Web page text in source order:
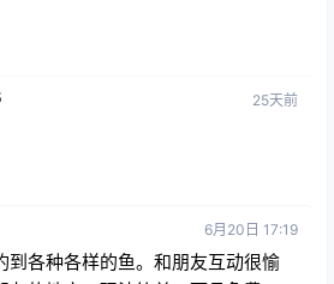
到各种各样的鱼。和朋友互动很愉
友的地方。玩法简单，而且免费。